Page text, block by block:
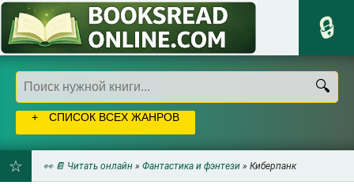
СПИСОК ВСЕХ ЖАНРОВ
👀 📔 Читать онлайн » Фантастика и фэнтези » Киберпанк